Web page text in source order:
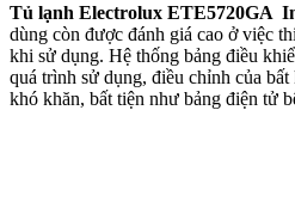
Tủ lạnh Electrolux ETE5720GA
dùng còn được đánh giá cao ở việc
khi sử dụng. Hệ thống bảng điều
quá trình sử dụng, điều chỉnh của
khó khăn, bất tiện như bảng điện tử